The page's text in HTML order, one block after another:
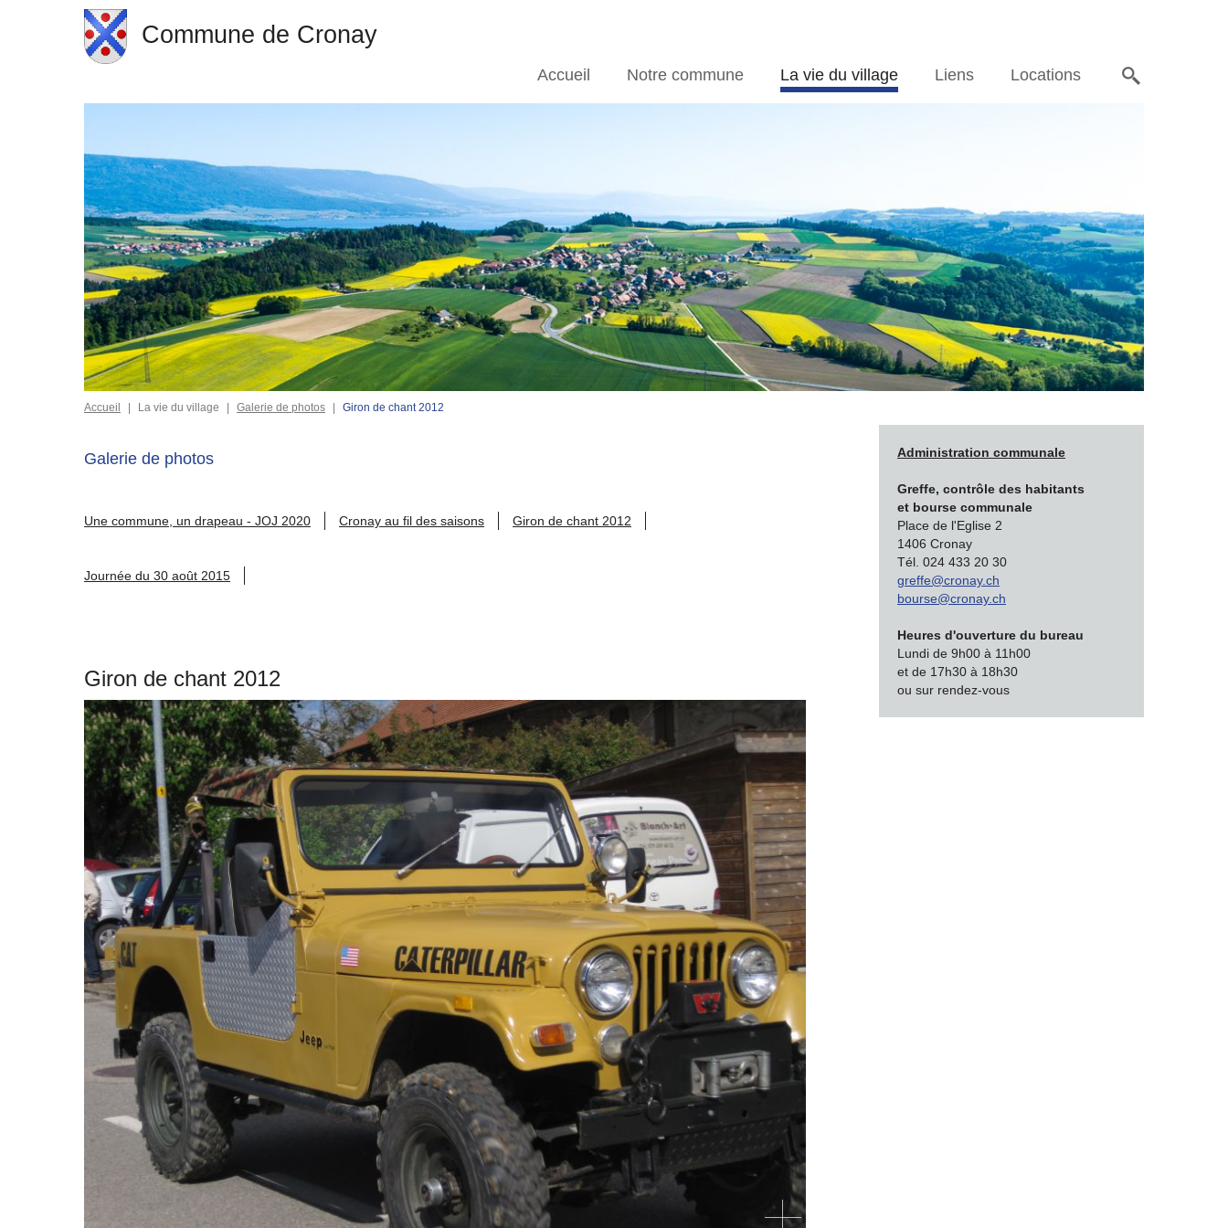
Commune de Cronay
Accueil Notre commune La vie du village Liens Locations
Accueil La vie du village Galerie de photos Giron de chant 2012
Galerie de photos
Une commune, un drapeau - JOJ 2020 Cronay au fil des saisons Giron de chant 2012
Journée du 30 août 2015
Giron de chant 2012
Administration communale
Greffe, contrôle des habitants
et bourse communale
Place de l'Eglise 2
1406 Cronay
Tél. 024 433 20 30
greffe@cronay.ch
bourse@cronay.ch
Heures d'ouverture du bureau
Lundi de 9h00 à 11h00
et de 17h30 à 18h30
ou sur rendez-vous